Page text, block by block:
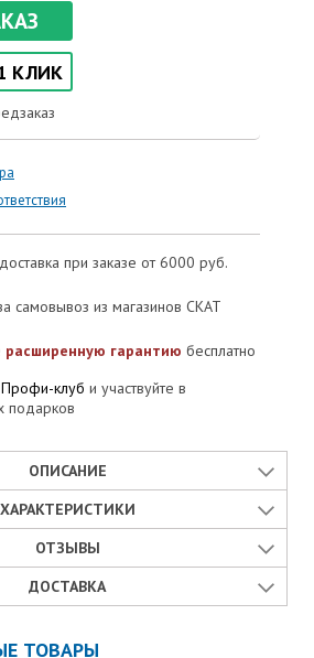
КЛИК
при заказе от 6000 руб.
самовывоз из магазинов СКАТ
расширенную гарантию бесплатно
Профи-клуб и участвуйте в
подарков
ОПИСАНИЕ
бесперебойного
4.0 DIN (СКАТ ИБП-24/4-
питания SKAT-24-4.0-DIN (СКАТ
ХАРАКТЕРИСТИКИ
ОТЗЫВЫ
ДОСТАВКА
ТОВАРЫ